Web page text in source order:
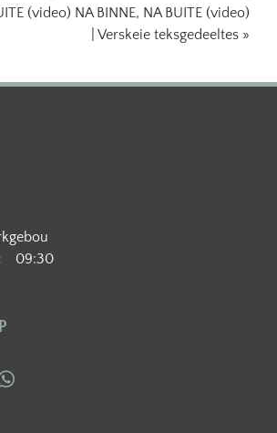
(video) NA BINNE, NA BUITE (video)
| Verskeie teksgedeeltes »
09:30